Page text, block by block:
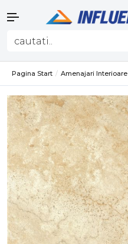
Pagina Start Amenajari Interioare